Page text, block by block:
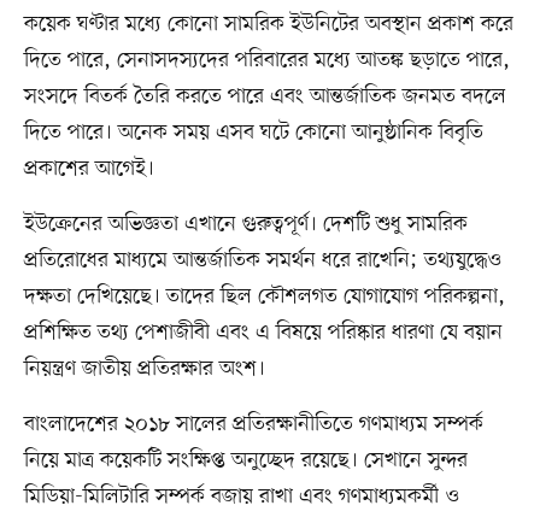
কয়েক ঘণ্টার মধ্যে কোনো সামরিক ইউনিটের অবস্থান প্রকাশ করে
দিতে পারে, সেনাসদস্যদের পরিবারের মধ্যে আতঙ্ক ছড়াতে পারে,
সংসদে বিতর্ক তৈরি করতে পারে এবং আন্তর্জাতিক জনমত বদলে
দিতে পারে। অনেক সময় এসব ঘটে কোনো আনুষ্ঠানিক বিবৃতি
প্রকাশের আগেই।
ইউক্রেনের অভিজ্ঞতা এখানে গুরুত্বপূর্ণ। দেশটি শুধু সামরিক
প্রতিরোধের মাধ্যমে আন্তর্জাতিক সমর্থন ধরে রাখেনি; তথ্যযুদ্ধেও
দক্ষতা দেখিয়েছে। তাদের ছিল কৌশলগত যোগাযোগ পরিকল্পনা,
প্রশিক্ষিত তথ্য পেশাজীবী এবং এ বিষয়ে পরিষ্কার ধারণা যে বয়ান
নিয়ন্ত্রণ জাতীয় প্রতিরক্ষার অংশ।
বাংলাদেশের ২০১৮ সালের প্রতিরক্ষানীতিতে গণমাধ্যম সম্পর্ক
নিয়ে মাত্র কয়েকটি সংক্ষিপ্ত অনুচ্ছেদ রয়েছে। সেখানে সুন্দর
মিডিয়া-মিলিটারি সম্পর্ক বজায় রাখা এবং গণমাধ্যমকর্মী ও